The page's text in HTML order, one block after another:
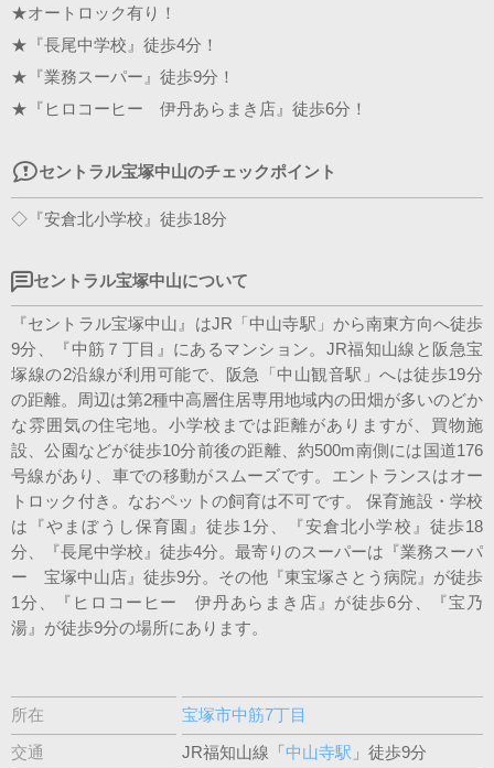
★オートロック有り！
★『長尾中学校』徒歩4分！
★『業務スーパー』徒歩9分！
★『ヒロコーヒー 伊丹あらまき店』徒歩6分！
セントラル宝塚中山のチェックポイント
◇『安倉北小学校』徒歩18分
セントラル宝塚中山について
『セントラル宝塚中山』はJR「中山寺駅」から南東方向へ徒歩
9分、『中筋７丁目』にあるマンション。JR福知山線と阪急宝
塚線の2沿線が利用可能で、阪急「中山観音駅」へは徒歩19分
の距離。周辺は第2種中高層住居専用地域内の田畑が多いのどか
な雰囲気の住宅地。小学校までは距離がありますが、買物施
設、公園などが徒歩10分前後の距離、約500m南側には国道176
号線があり、車での移動がスムーズです。エントランスはオー
トロック付き。なおペットの飼育は不可です。 保育施設・学校
は『やまぼうし保育園』徒歩1分、『安倉北小学校』徒歩18
分、『長尾中学校』徒歩4分。最寄りのスーパーは『業務スーパ
ー 宝塚中山店』徒歩9分。その他『東宝塚さとう病院』が徒歩
1分、『ヒロコーヒー 伊丹あらまき店』が徒歩6分、『宝乃
湯』が徒歩9分の場所にあります。
所在 宝塚市中筋7丁目
交通 JR福知山線「 中山寺駅 」徒歩9分